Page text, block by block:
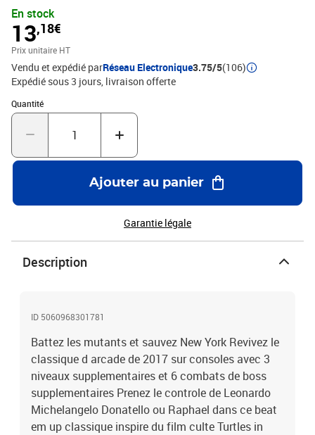
inspire du film culte Turtles in Time. Jouez avec vos amis en
cooperation locale et dominez le Foot Clan pour dejouer le plan
demonique du Shredder. Caracteristiques Revivez le jeu d arcade
classique avec 3 niveaux supplementaires et 6 boss
supplementaires inedits par rapport au jeu de 2017. Incarnez les 4
tortues tirees du dessin anime de 2012 mettant en vedette Leo
Mikey Donnie et Raph. Dominez les hordes avec votre tortue
preferee Battez des vagues d ennemis combattez a travers 6
niveaux dont Dimension X et Coney Island 13 combats de boss sur
propre antre.
En stock
13,18€
Prix unitaire HT
Vendu et expédié parRéseau Electronique3.75/5(106)
Expédié sous 3 jours livraison offerte
Quantité
Quantité : 1
Ajouter au panier
Garantie légale
Description
ID 5060968301781
Battez les mutants et sauvez New York Revivez le
classique d arcade de 2017 sur consoles avec 3
niveaux supplementaires et 6 combats de boss
supplementaires Prenez le controle de Leonardo
Michelangelo Donatello ou Raphael dans ce beat
em up classique inspire du film culte Turtles in